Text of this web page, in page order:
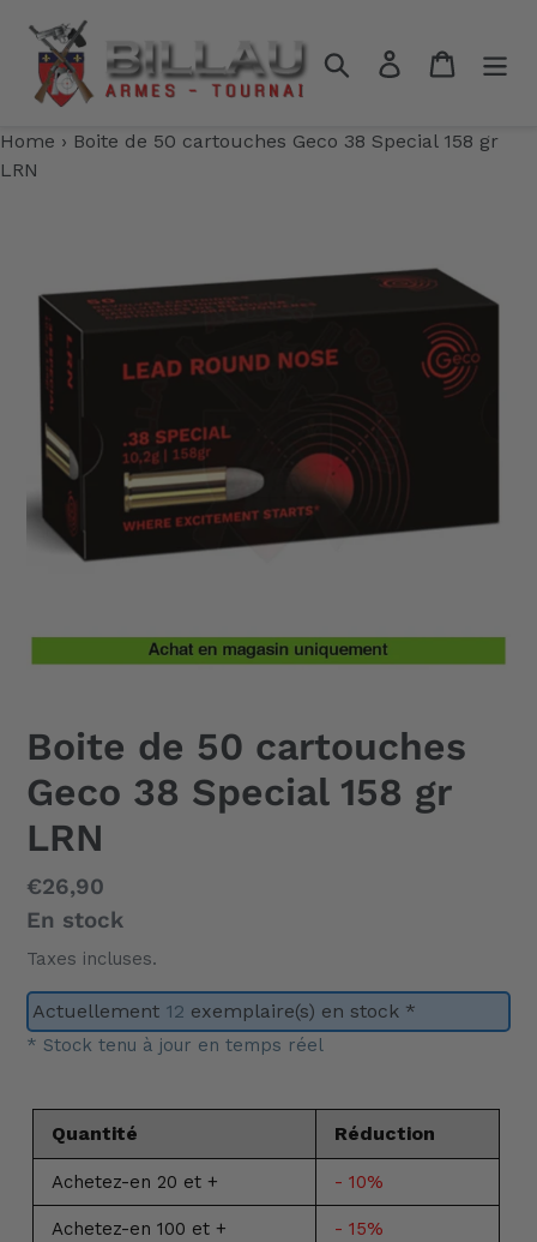
contenu
RechercherSe connecter
Panier
Home › Boite de 50 cartouches Geco 38 Special 158 gr
LRN
Boite de 50 cartouches
Geco 38 Special 158 gr
LRN
Prix
normal
€26,90
En stock
Taxes incluses.
Actuellement 12 exemplaire(s) en stock *
* Stock tenu à jour en temps réel
Quantité Réduction
Achetez-en 20 et + - 10%
Achetez-en 100 et + - 15%